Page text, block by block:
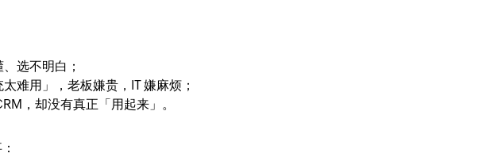
选不明白；
难用」，老板嫌贵，IT 嫌麻烦；
，却没有真正「用起来」。